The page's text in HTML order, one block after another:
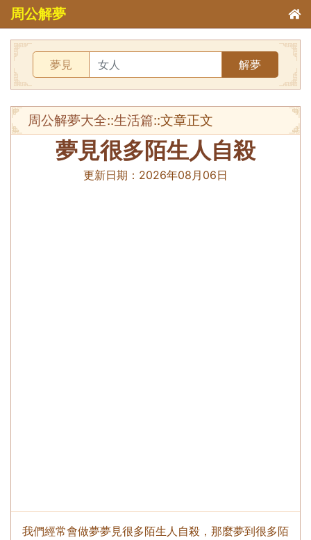
周公解夢
夢見 解夢
周公解夢大全::生活篇::文章正文
夢見很多陌生人自殺
更新日期： 2026年08月06日
我們經常會做夢夢見很多陌生人自殺，那麼夢到很多陌